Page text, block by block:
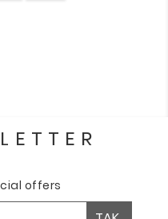
offers